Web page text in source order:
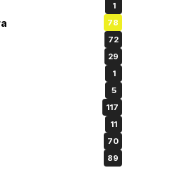
1
78
72
29
1
5
117
11
70
89